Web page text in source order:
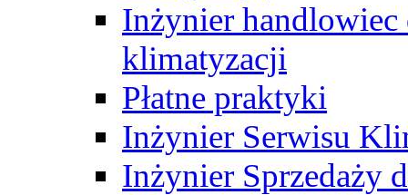
Inżynier handlowiec
klimatyzacji
Płatne praktyki
Inżynier Serwisu
Inżynier Sprzedaży